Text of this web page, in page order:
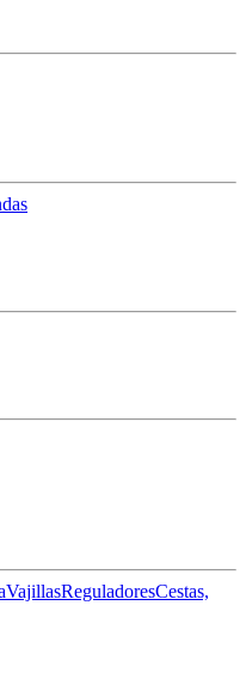
VajillasReguladoresCestas,